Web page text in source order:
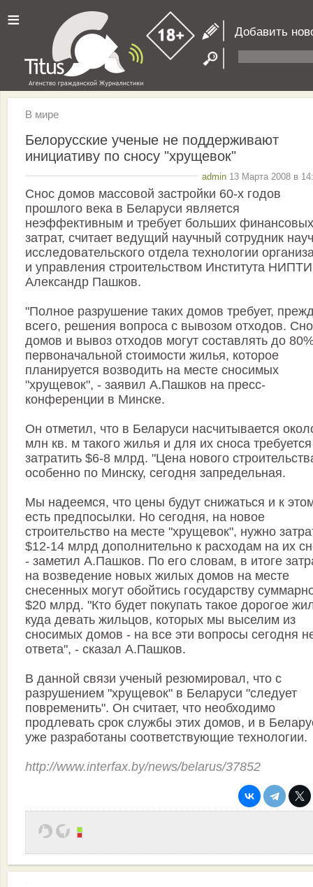
≡ Добавить
В мире
Белорусские ученые не поддерживают
инициативу по сносу "хрущевок"
admin 13 Марта 2008 в
Снос домов массовой застройки 60-х годов
прошлого века в Беларуси является
неэффективным и требует больших финансовых
затрат, считает ведущий научный сотрудник
исследовательского отдела технологии
и управления строительством Института
Александр Пашков.
"Полное разрушение таких домов требует,
всего, решения вопроса с вывозом отходов.
домов и вывоз отходов могут составлять до
первоначальной стоимости жилья, которое
планируется возводить на месте сносимых
"хрущевок", - заявил А.Пашков на пресс-
конференции в Минске.
Он отметил, что в Беларуси насчитывается
млн кв. м такого жилья и для их сноса требуется
затратить $6-8 млрд. "Цена нового
особенно по Минску, сегодня запредельная.
Мы надеемся, что цены будут снижаться и к
есть предпосылки. Но сегодня, на новое
строительство на месте "хрущевок", нужно
$12-14 млрд дополнительно к расходам на их
- заметил А.Пашков. По его словам, в итоге
на возведение новых жилых домов на месте
снесенных могут обойтись государству
$20 млрд. "Кто будет покупать такое дорогое
куда девать жильцов, которых мы выселим из
сносимых домов - на все эти вопросы сегодня
ответа", - сказал А.Пашков.
В данной связи ученый резюмировал, что с
разрушением "хрущевок" в Беларуси "следует
повременить". Он считает, что необходимо
продлевать срок службы этих домов, и в
уже разработаны соответствующие технологии.
http://www.interfax.by/news/belarus/37852